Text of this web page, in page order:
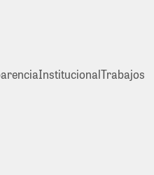
InstitucionalTrabajos